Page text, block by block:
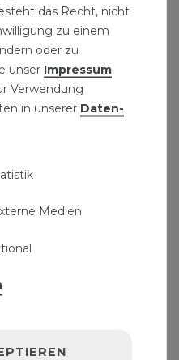
mit Thermostat
das Recht, nicht
zu einem
oder zu
unser Impressum
Verwendung
in unserer Daten­
Medien